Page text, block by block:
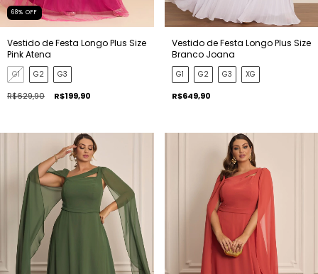
68% OFF
Vestido de Festa Longo Plus Size
Pink Atena
G1 G2 G3
R$629,90 R$199,90
Vestido de Festa Longo Plus Size
Branco Joana
G1 G2 G3 XG
R$649,90